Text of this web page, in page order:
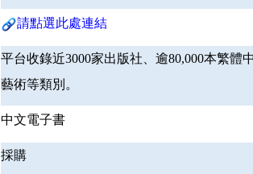
請點選此處連結
平台收錄近3000家出版社、逾80,000本繁
藝術等類別。
中文電子書
採購